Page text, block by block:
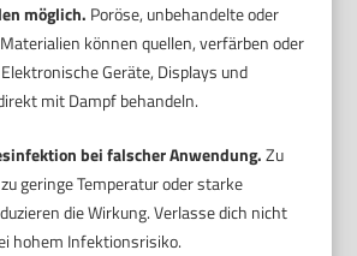
möglich. Poröse, unbehandelte oder
können quellen, verfärben oder
Geräte, Displays und
mit Dampf behandeln.
bei falscher Anwendung.Zu
geringe Temperatur oder starke
die Wirkung. Verlasse dich nicht
hohem Infektionsrisiko.